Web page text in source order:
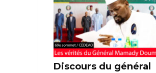
Discours du général